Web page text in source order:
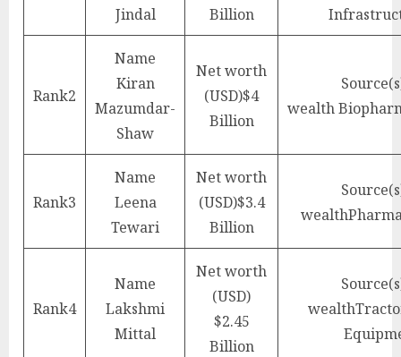
Jindal
Billion
Rank2
Name
Kiran
Mazumdar-
Shaw
Net worth
(USD)$4
Billion
wealth
Rank3
Name
Leena
Tewari
Net worth
(USD)$3.4
Billion
wealth
Rank4
Name
Lakshmi
Mittal
Net worth
(USD)
$2.45
Billion
wealth